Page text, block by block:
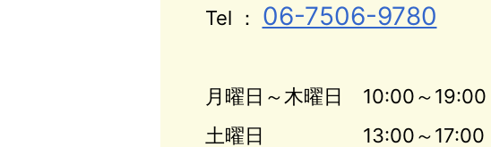
Tel ： 06-7506-9780
月曜日～木曜日 10:00～19:00
土曜日 13:00～17:00